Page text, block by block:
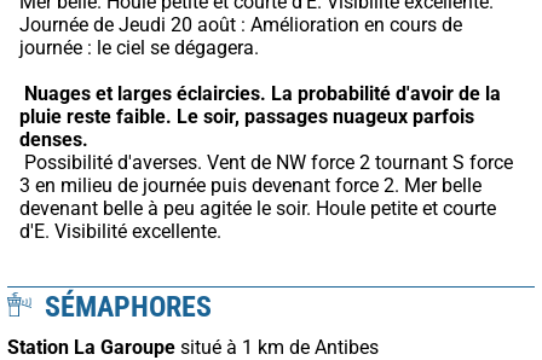
Journée de Jeudi 20 août : Amélioration en cours de
journée : le ciel se dégagera.
Nuages et larges éclaircies. La probabilité d'avoir de la
pluie reste faible. Le soir, passages nuageux parfois
denses.
3 en milieu de journée puis devenant force 2. Mer belle
devenant belle à peu agitée le soir. Houle petite et courte
d'E. Visibilité excellente.
SÉMAPHORES
Station La Garoupe situé à 1 km de Antibes